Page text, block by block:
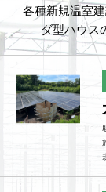
各種新規温室
ダ型ハウス